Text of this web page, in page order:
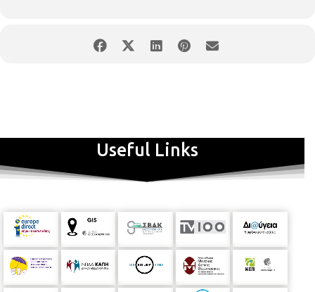
Θεσσαλονίκη Εγκαίνια: Τετάρτη 6/3/2019, ώρα 19.00΄ Διάρκεια
Useful Links